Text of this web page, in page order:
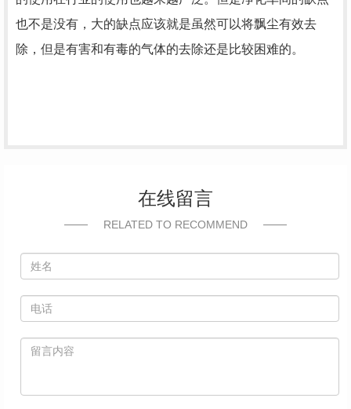
也不是没有，大的缺点应该就是虽然可以将飘尘有效去
除，但是有害和有毒的气体的去除还是比较困难的。
在线留言
RELATED TO RECOMMEND